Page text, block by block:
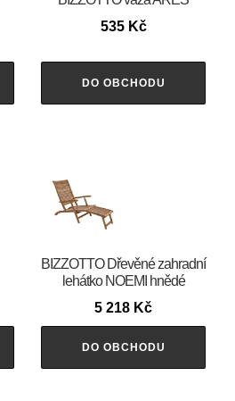
535 Kč
DO OBCHODU
BIZZOTTO Dřevěné zahradní
lehátko NOEMI hnědé
5 218 Kč
DO OBCHODU